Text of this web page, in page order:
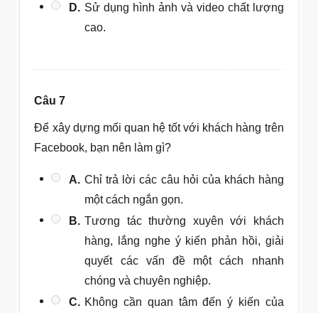
D. Sử dụng hình ảnh và video chất lượng
cao.
Câu 7
Để xây dựng mối quan hệ tốt với khách hàng trên
Facebook, bạn nên làm gì?
A. Chỉ trả lời các câu hỏi của khách hàng
một cách ngắn gọn.
B. Tương tác thường xuyên với khách
hàng, lắng nghe ý kiến phản hồi, giải
quyết các vấn đề một cách nhanh
chóng và chuyên nghiệp.
C. Không cần quan tâm đến ý kiến của